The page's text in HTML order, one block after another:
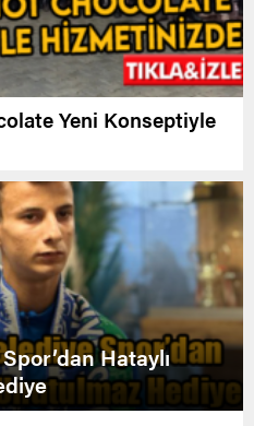
Yeni Konseptiyle
Hataylı